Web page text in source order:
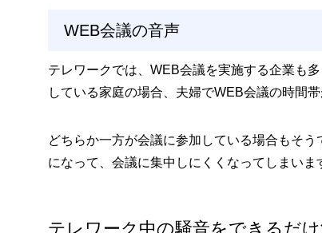
WEB会議の音声
テレワークでは、WEB会議を実施する企業も
している家庭の場合、夫婦でWEB会議の時間
どちらか一方が会議に参加している場合もそ
になって、会議に集中しにくくなってしまいま
テレワーク中の騒音をできるだ